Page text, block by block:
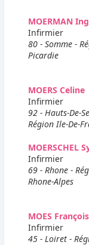
MOERMAN
Infirmier
80 - Somme -
Picardie
MOERS Celine
Infirmier
92 - Hauts-De-
Région Ile-De-
MOERSCHEL
Infirmier
69 - Rhone -
Rhone-Alpes
MOES
Infirmier
45 - Loiret -